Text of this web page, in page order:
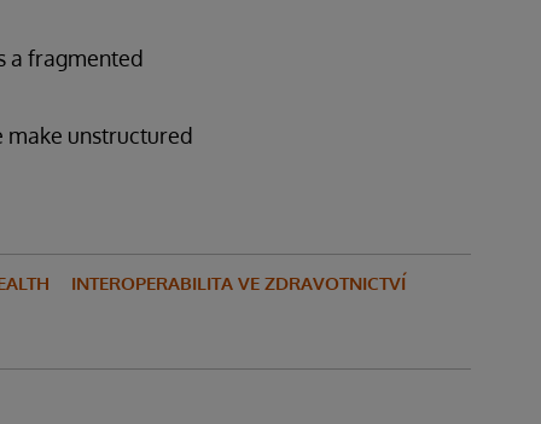
a fragmented
make unstructured
INTEROPERABILITA VE ZDRAVOTNICTVÍ